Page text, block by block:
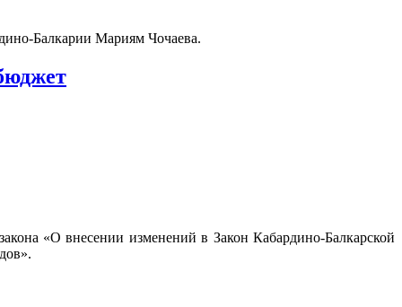
Балкарии Мариям Чочаева.
«О внесении изменений в Закон Кабардино-Балкарской